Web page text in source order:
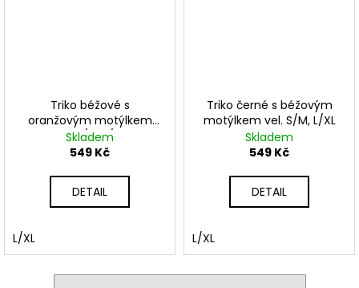
Triko béžové s
oranžovým motýlkem
vel. S/M, L/XL
Skladem
549 Kč
DETAIL
L/XL
Triko černé s béžovým
motýlkem vel. S/M, L/XL
Skladem
549 Kč
DETAIL
L/XL